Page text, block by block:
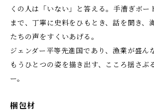
くの人は「いない」と答える。手漕ぎボー
まで、丁寧に史料をひもとき、話を聞き、
たちの声をすくいあげる。
ジェンダー平等先進国であり、漁業が盛ん
もうひとつの姿を描き出す、こころ揺さぶ
ー。
梱包材